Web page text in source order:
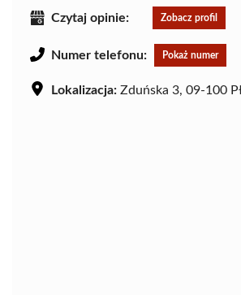
Czytaj opinie: Zobacz profil
Numer telefonu: Pokaż numer
Lokalizacja: Zduńska 3, 09-100